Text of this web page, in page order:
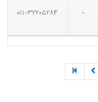
- ۰۱۱-۳۲۲۰۵۲۸۴